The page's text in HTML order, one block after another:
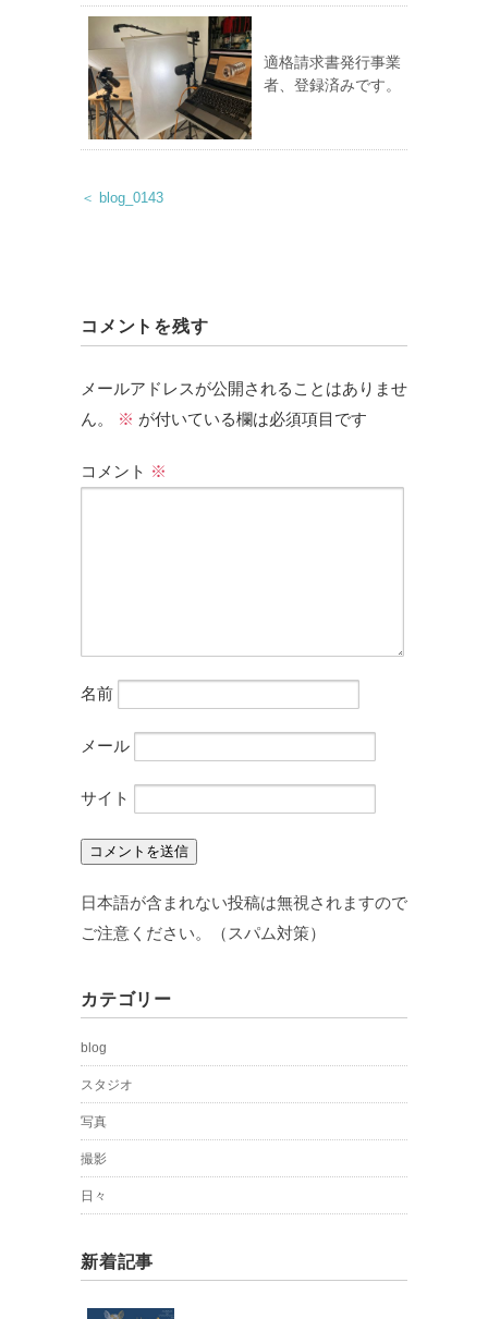
適格請求書発行事業
者、登録済みです。
＜ blog_0143
コメントを残す
メールアドレスが公開されることはありませ
ん。
※ が付いている欄は必須項目です
コメント ※
名前
メール
サイト
日本語が含まれない投稿は無視されますので
ご注意ください。（スパム対策）
カテゴリー
blog
スタジオ
写真
撮影
日々
新着記事